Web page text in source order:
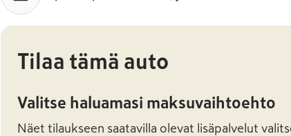
Tilaa tämä auto
Valitse haluamasi maksuvaihtoehto
Näet tilaukseen saatavilla olevat lisäpalvelut